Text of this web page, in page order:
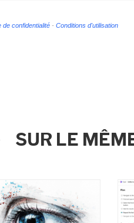
de confidentialité - Conditions d'utilisation
SUR LE